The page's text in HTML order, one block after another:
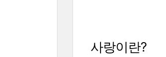
사랑이란?